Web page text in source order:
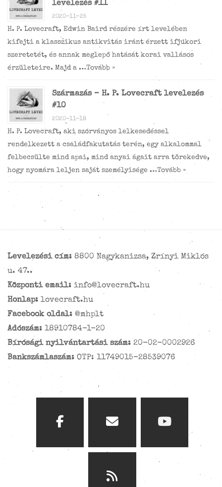
levelezés #11
2020-11-25
H. P. Lovecraft, Edwin Baird részére írt levelében
kifejti a klasszikus antikvitás iránt érzett ifjúkori
szeretetét, és annak meglepő hatását korai vallásos
érzületeire. Majd a …Tovább »
Származás – H. P. Lovecraft levelezés
#10
2020-11-18
H. P. Lovecraft, aki szórványos lelkesedéssel
rendelkezett a családfakutatás terén, egy alkalommal
felbecsülte mind apai, mind anyai ágait arra törekedve,
hogy nyomára leljen saját személyisége …Tovább »
Levelezési cím: 8800 Nagykanizsa, Zrínyi Miklós
u. 47..
Központi email: info@lovecraft.hu
Honlap: lovecraft.hu
Facebook oldal: @mhplt
Adószám: 18910784-1-20
Bírósági nyilvántartási szám: 20-02-0002926
Bankszámlaszám: OTP: 11749015-28539076